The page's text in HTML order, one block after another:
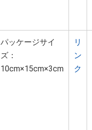
パッケージサイ
ズ：
10cm×15cm×3cm
リ
ン
ク